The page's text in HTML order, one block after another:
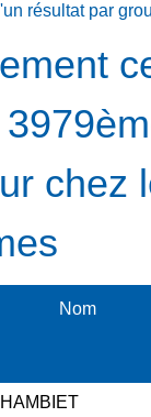
résultat par
chez
Nom